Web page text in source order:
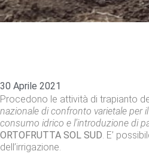
30 Aprile 2021
Procedono le attività di trapianto
nazionale di confronto varietale per
consumo idrico e l’introduzione di
ORTOFRUTTA SOL SUD. E’
dell’irrigazione.